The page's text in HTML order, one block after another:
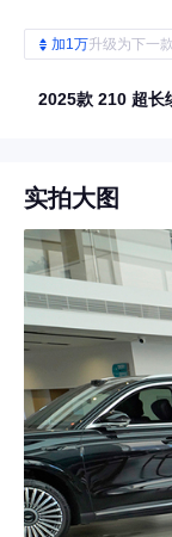
加1万升级为下一
2025款 210 超长
实拍大图